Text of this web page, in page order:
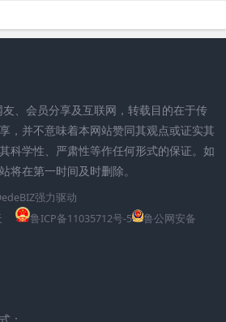
、会员分享及互联网，转载目的在于传
，并不意味着本网站赞同其观点或证实其
科学性、严肃性等作任何形式的保证。如
将在第一时间及时删除。
强力驱动
鲁ICP备11035712号-5
鲁公网安备